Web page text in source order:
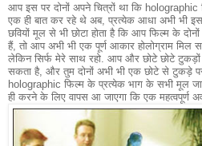
आप इस पर दोनों अपने चित्रों था कि
एक ही बात कर रहे थे अब, प्रत्येक आधा अभी भी इस
छवियों मूल से भी छोटा होता है कि आप फिल्म के
हैं, तो आप अभी भी एक पूर्ण आकार होलोग्राम मिल
लेकिन सिर्फ मेरे साथ रहो. आप और छोटे छोटे
सकता है, और तुम दोनों अभी भी एक छोटे से टुकड़े पर
holographic फिल्म के प्रत्येक भाग के सभी मूल
ही करने के लिए वापस आ जाएगा कि एक महत्वपूर्ण